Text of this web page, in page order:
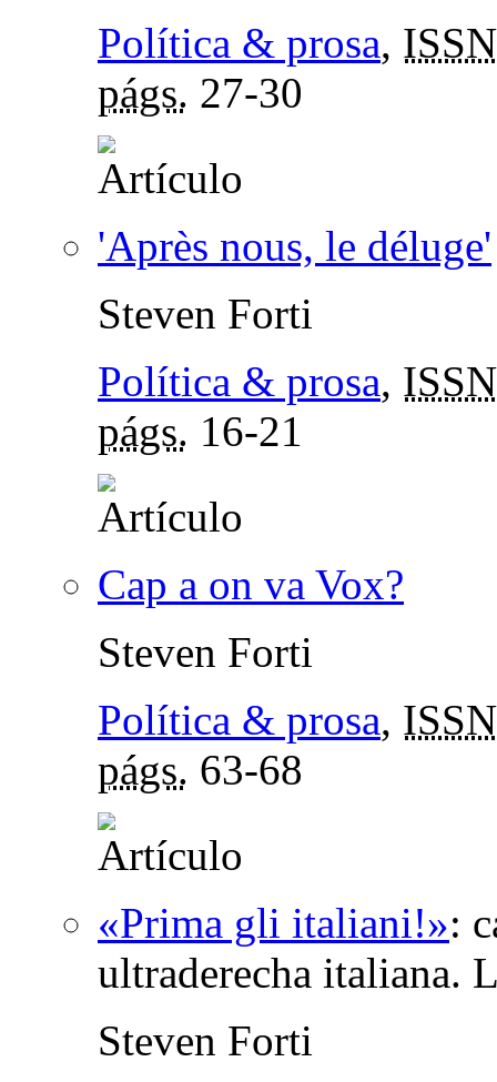
Política & prosa, ISSN
págs. 27-30
'Après nous, le déluge'
Steven Forti
Política & prosa, ISSN
págs. 16-21
Cap a on va Vox?
Steven Forti
Política & prosa, ISSN
págs. 63-68
«Prima gli italiani!»:
ultraderecha italiana.
Steven Forti